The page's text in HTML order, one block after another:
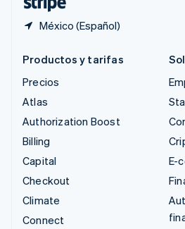
México (Español)
Productos y tarifas
Precios
Atlas
Authorization Boost
Billing
Capital
Checkout
Climate
Connect
E-